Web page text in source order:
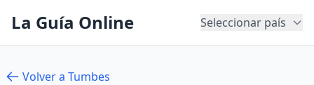
La Guía Online Seleccionar país
Volver a Tumbes